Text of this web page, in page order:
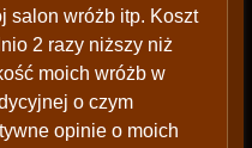
salon wróżb itp. Koszt
2 razy niższy niż
moich wróżb w
o czym
opinie o moich